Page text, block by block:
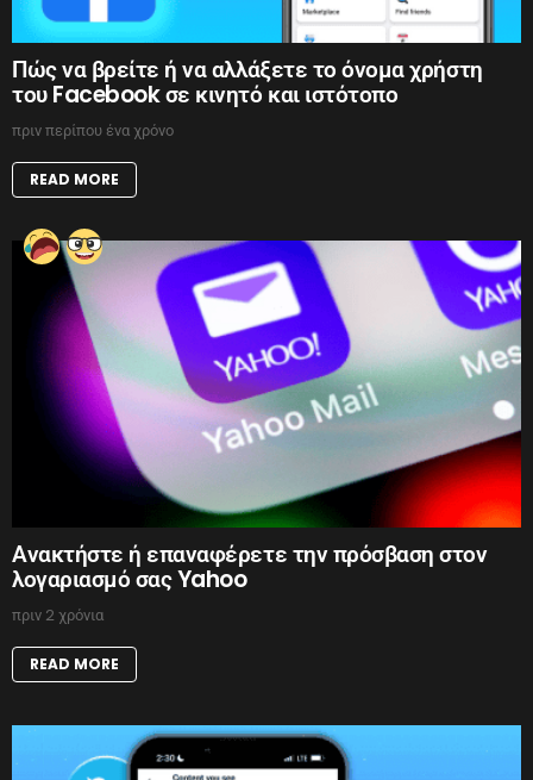
Πώς να βρείτε ή να αλλάξετε το όνομα χρήστη
του Facebook σε κινητό και ιστότοπο
πριν περίπου ένα χρόνο
READ MORE
Ανακτήστε ή επαναφέρετε την πρόσβαση στον
λογαριασμό σας Yahoo
πριν 2 χρόνια
READ MORE